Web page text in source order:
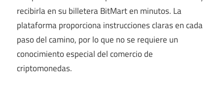
recibirla en su billetera BitMart en minutos. La
plataforma proporciona instrucciones claras en cada
paso del camino, por lo que no se requiere un
conocimiento especial del comercio de
criptomonedas.